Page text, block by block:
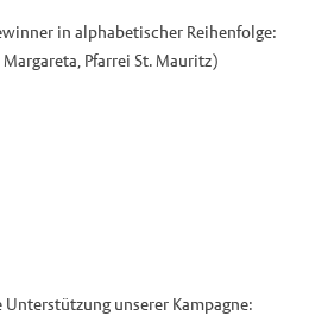
in alphabetischer Reihenfolge:
Pfarrei St. Mauritz)
unserer Kampagne: